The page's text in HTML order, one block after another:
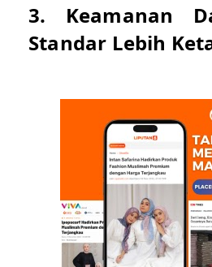
3. Keamanan
Standar Lebih